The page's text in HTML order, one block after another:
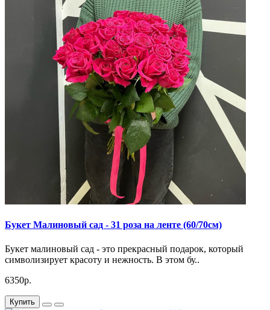
Букет Малиновый сад - 31 роза на ленте (60/70см)
Букет малиновый сад - это прекрасный подарок, который
символизирует красоту и нежность. В этом бу..
6350р.
Купить